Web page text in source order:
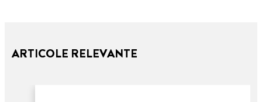
ARTICOLE RELEVANTE